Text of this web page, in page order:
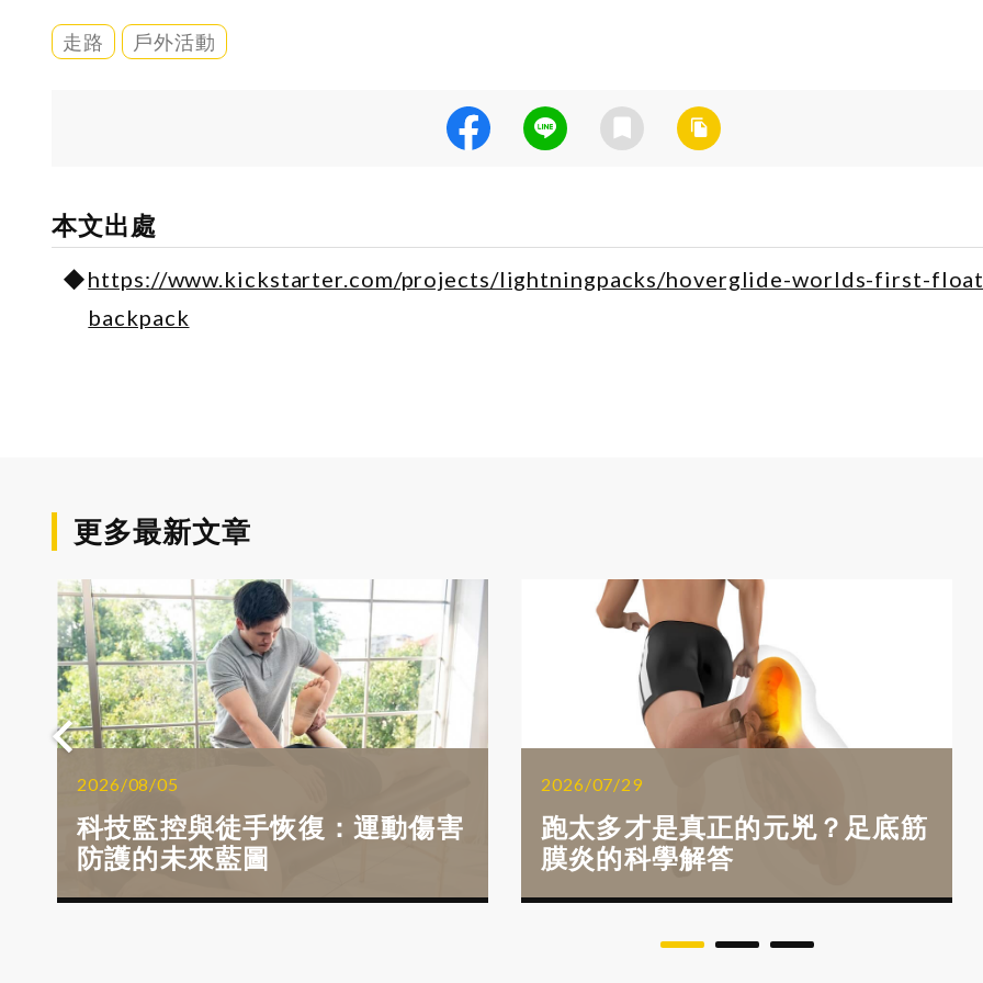
走路 戶外活動
本文出處
https://www.kickstarter.com/projects/lightningpacks/hoverglide-worlds-first-
backpack
更多最新文章
2026/08/05
科技監控與徒手恢復：運動傷害
防護的未來藍圖
2026/07/29
跑太多才是真正的元兇？足底筋
膜炎的科學解答